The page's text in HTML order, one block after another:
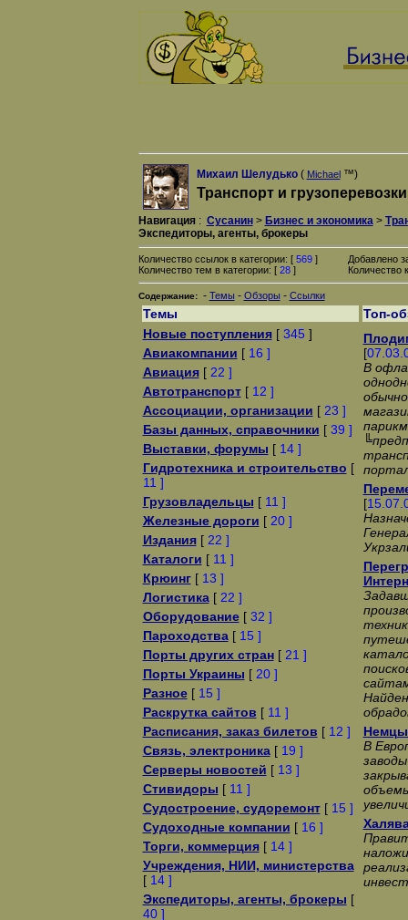
Михаил Шелудько( Michael™)
Транспорт и грузоперевозки
Навигация: Сусанин> Бизнес и экономика>
Экспедиторы, агенты, брокеры
Количество ссылок в категории: [ 569]
Количество тем в категории: [ 28]
Добавлено
Количество
Содержание: - Темы - Обзоры - Ссылки
Темы
Топ-
Новые поступления[ 345 ]
Авиакомпании [ 16 ]
Авиация[ 22 ]
Автотранспорт[ 12 ]
Ассоциации, организации [ 23 ]
Базы данных, справочники [ 39 ]
Выставки, форумы [ 14 ]
Гидротехника и строительство [
11 ]
Грузовладельцы [ 11 ]
Железные дороги [ 20 ]
Издания[ 22 ]
Каталоги [ 11 ]
Крюинг[ 13 ]
Логистика[ 22 ]
Оборудование[ 32 ]
Пароходства[ 15 ]
Порты других стран[ 21 ]
Порты Украины [ 20 ]
Разное[ 15 ]
Раскрутка сайтов [ 11 ]
Расписания, заказ билетов [ 12 ]
Связь, электроника[ 19 ]
Серверы новостей [ 13 ]
Стивидоры [ 11 ]
Судостроение, судоремонт[ 15 ]
Судоходные компании [ 16 ]
Торги, коммерция[ 14 ]
Учреждения, НИИ, министерства
[ 14 ]
Экспедиторы, агенты, брокеры [
40 ]
[
В
[
Немцы
В